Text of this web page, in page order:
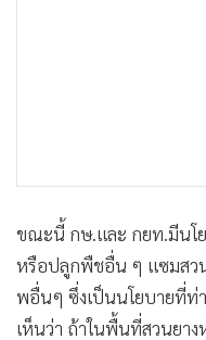
ขณะนี้ กษ.และ กยท.มีนโ
หรือปลูกพืชอื่น ๆ แซมสว
พอื่นๆ ซึ่งเป็นนโยบายที่ท่
เห็นว่า ถ้าในพื้นที่สวนยา